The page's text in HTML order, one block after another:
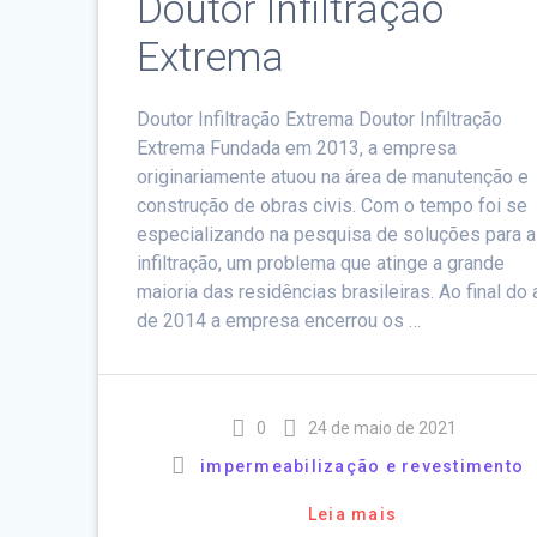
Extrema
Doutor Infiltração Extrema Doutor Infiltração
Extrema Fundada em 2013, a empresa
originariamente atuou na área de manutenção e
construção de obras civis. Com o tempo foi se
especializando na pesquisa de soluções para a
infiltração, um problema que atinge a grande
maioria das residências brasileiras. Ao final do
de 2014 a empresa encerrou os …
0
24 de maio de 2021
impermeabilização e revestimento
Leia mais